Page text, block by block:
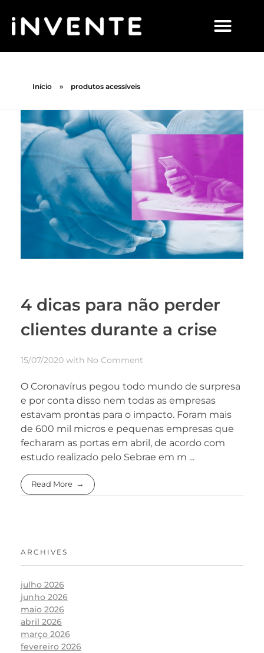
Início » produtos acessíveis
4 dicas para não perder
clientes durante a crise
15/07/2020 with No Comment
O Coronavírus pegou todo mundo de surpresa
e por conta disso nem todas as empresas
estavam prontas para o impacto. Foram mais
de 600 mil micros e pequenas empresas que
fecharam as portas em abril, de acordo com
estudo realizado pelo Sebrae em m ...
Read More
ARCHIVES
julho 2026
junho 2026
maio 2026
abril 2026
março 2026
fevereiro 2026